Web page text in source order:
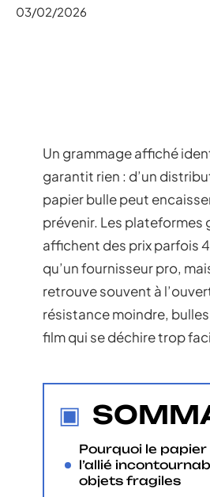
03/02/2026
Un grammage affiché
garantit rien : d’un
papier bulle peut
prévenir. Les plateformes
affichent des prix parfois
qu’un fournisseur pro,
retrouve souvent à
résistance moindre,
film qui se déchire trop
Pourquoi le
l’allié
objets fragiles